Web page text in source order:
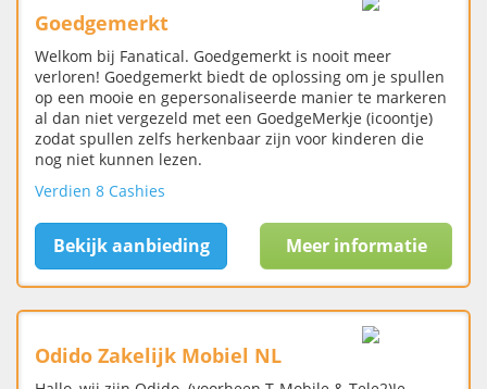
Goedgemerkt
Welkom bij Fanatical. Goedgemerkt is nooit meer
verloren! Goedgemerkt biedt de oplossing om je spullen
op een mooie en gepersonaliseerde manier te markeren
al dan niet vergezeld met een GoedgeMerkje (icoontje)
zodat spullen zelfs herkenbaar zijn voor kinderen die
nog niet kunnen lezen.
Verdien 8 Cashies
Bekijk aanbieding Meer informatie
Odido Zakelijk Mobiel NL